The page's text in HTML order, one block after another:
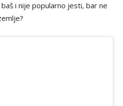
i nije popularno jesti, bar ne